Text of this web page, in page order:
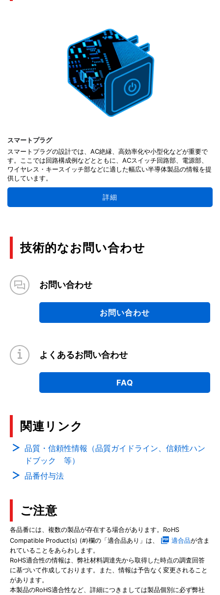
スマートプラグ
スマートプラグの設計では、AC絶縁、高効率化や小型化などが重要で
す。ここでは回路構成例などとともに、ACスイッチ回路部、電源部、
ワイヤレス・キースイッチ部などに適した幅広い半導体製品の情報を提
供しています。
詳細
技術的なお問い合わせ
お問い合わせ
お問い合わせ
よくあるお問い合わせ
FAQ
関連リンク
品質・信頼性情報（品質ガイドライン、信頼性ハン
ドブック 等）
品番付与法
ご注意
各品番には、複数の製品が存在する場合があります。RoHS
Compatible Product(s) (#)欄の「適合品あり」は、
適合品が含ま
れていることをあらわします。
RoHS適合性の情報は、弊社材料調達先から取得した時点の調査回答
に基づいて作成しております。また、情報は予告なく変更されること
があります。
本製品のRoHS適合性など、詳細につきましては製品個別に必ず弊社